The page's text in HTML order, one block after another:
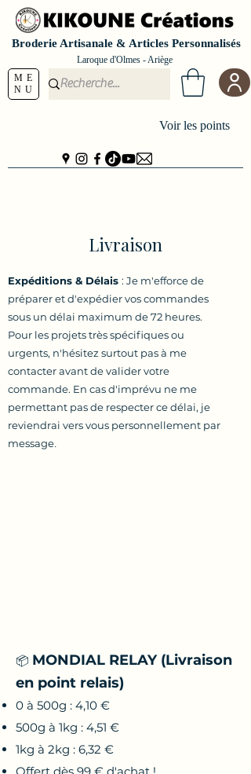
Broderie Artisanale & Articles Personnalisés
Laroque d'Olmes - Ariège
ME
NU
Voir les points
Livraison
Expéditions & Délais : Je m'efforce de
préparer et d'expédier vos commandes
sous un délai maximum de 72 heures.
Pour les projets très spécifiques ou
urgents, n'hésitez surtout pas à me
contacter avant de valider votre
commande. En cas d'imprévu ne me
permettant pas de respecter ce délai, je
reviendrai vers vous personnellement par
message
📦 MONDIAL RELAY (Livraison
en point relais)
0 à 500g : 4,10 €
500g à 1kg : 4,51 €
1kg à 2kg : 6,32 €